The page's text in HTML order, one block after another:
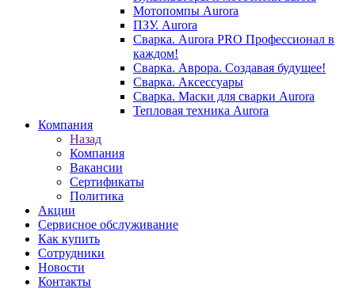
Мотопомпы Aurora
ПЗУ. Aurora
Сварка. Aurora PRO Профессионал в
каждом!
Сварка. Аврора. Создавая будущее!
Сварка. Аксессуары
Сварка. Маски для сварки Aurora
Тепловая техника Aurora
Компания
Назад
Компания
Вакансии
Сертификаты
Политика
Акции
Сервисное обслуживание
Как купить
Сотрудники
Новости
Контакты